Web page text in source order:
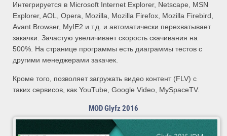
Интегрируется в Microsoft Internet Explorer, Netscape, MSN
Explorer, AOL, Opera, Mozilla, Mozilla Firefox, Mozilla Firebird,
Avant Browser, MyIE2 и т.д. и автоматически перехватывает
закачки. Зачастую увеличивает скорость скачивания на
500%. На странице программы есть диаграммы тестов с
другими менеджерами закачек.
Кроме того, позволяет загружать видео контент (FLV) с
таких сервисов, как YouTube, Google Video, MySpaceTV.
MOD Glyfz 2016